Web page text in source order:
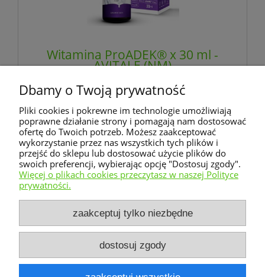
Witamina ProADEK® x 30 ml -
AVITALE (NM)
64,90 zł
zawiera 8% VAT, bez kosztów dostawy
do koszyka
Warunki zakupów
Moje konto
Informacje o sklepie
Dbamy o Twoją prywatność
Pliki cookies i pokrewne im technologie umożliwiają
poprawne działanie strony i pomagają nam dostosować
ofertę do Twoich potrzeb. Możesz zaakceptować
wykorzystanie przez nas wszystkich tych plików i
przejść do sklepu lub dostosować użycie plików do
swoich preferencji, wybierając opcję "Dostosuj zgody".
Więcej o plikach cookies przeczytasz w naszej Polityce
prywatności.
zaakceptuj tylko niezbędne
dostosuj zgody